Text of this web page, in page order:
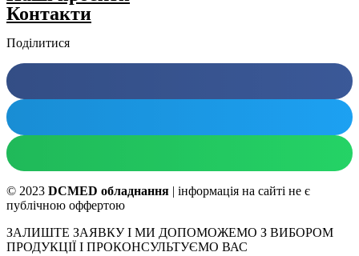
Контакти
Поділитися
© 2023 DCMED обладнання | інформація на сайті не є
публічною оффертою
ЗАЛИШТЕ ЗАЯВКУ І МИ ДОПОМОЖЕМО З ВИБОРОМ
ПРОДУКЦІЇ І ПРОКОНСУЛЬТУЄМО ВАС